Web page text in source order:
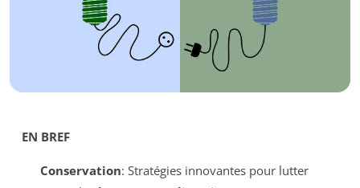
EN BREF
Conservation: Stratégies innovantes pour lutter